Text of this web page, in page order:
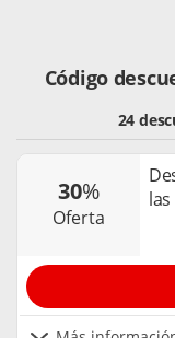
Código
24
30%
oferta